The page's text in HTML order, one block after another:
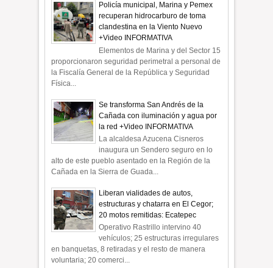
Policía municipal, Marina y Pemex
recuperan hidrocarburo de toma
clandestina en la Viento Nuevo
+Video INFORMATIVA
Elementos de Marina y del Sector 15
proporcionaron seguridad perimetral a personal de
la Fiscalía General de la República y Seguridad
Física...
Se transforma San Andrés de la
Cañada con iluminación y agua por
la red +Video INFORMATIVA
La alcaldesa Azucena Cisneros
inaugura un Sendero seguro en lo
alto de este pueblo asentado en la Región de la
Cañada en la Sierra de Guada...
Liberan vialidades de autos,
estructuras y chatarra en El Cegor;
20 motos remitidas: Ecatepec
Operativo Rastrillo intervino 40
vehículos; 25 estructuras irregulares
en banquetas, 8 retiradas y el resto de manera
voluntaria; 20 comerci...